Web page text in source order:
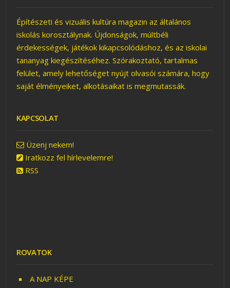
1×1 ÖTLETEK
KICSIT A VÁROSBÓL
Építészeti és vizuális kultúra magazin az általános
iskolás korosztálynak. Újdonságok, múltbéli
érdekességek, játékok kikapcsolódáshoz, és az iskolai
tananyag kiegészítéséhez. Szórakoztató, tartalmas
felület, amely lehetőséget nyújt olvasói számára, hogy
saját élményeiket, alkotásaikat is megmutassák.
KAPCSOLAT
Üzenj nekem!
Iratkozz fel hírlevelemre!
RSS
ROVATOK
A NAP KÉPE